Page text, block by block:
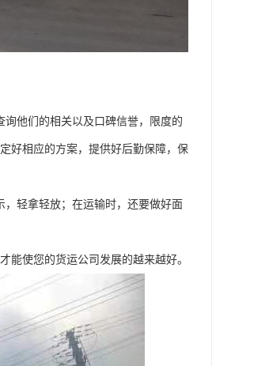
他们的相关以及口碑信誉，限度的
好相应的方案，提供好后勤保障，保
轻拿轻放；在运输时，还要做好面
能使您的货运公司发展的越来越好。